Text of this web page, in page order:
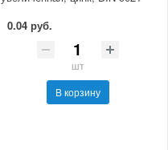
0.04 руб.
шт
В корзину